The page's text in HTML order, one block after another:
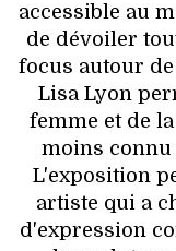
accessible au
de dévoiler
focus autour
Lisa Lyon
femme et de
moins connu
L'exposition
artiste qui a
d'expression